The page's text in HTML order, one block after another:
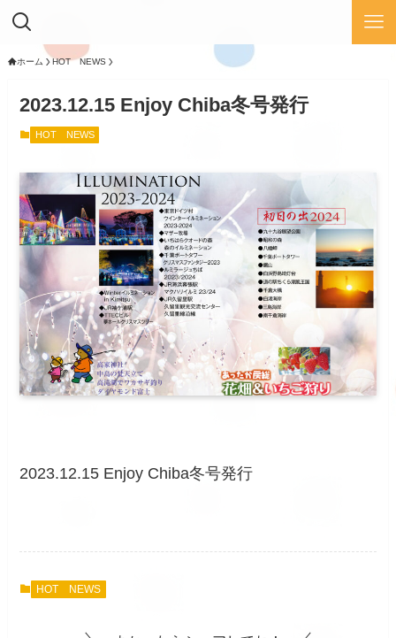
ホーム HOT NEWS
2023.12.15 Enjoy Chiba冬号発行
HOT NEWS
2023.12.15 Enjoy Chiba冬号発行
HOT NEWS